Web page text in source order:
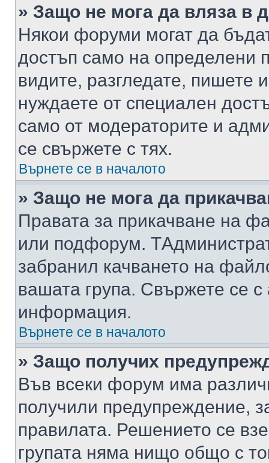
» Защо не мога да вляза в
Някои форуми могат да
достъп само на определени
видите, разгледате, пишете
нуждаете от специален
само от модераторите и
се свържете с тях.
Върнете се в началото
» Защо не мога да
Правата за прикачване на
или подфорум.
забранил качването на
вашата група. Свържете се
информация.
Върнете се в началото
» Защо получих
Във всеки форум има
получили предупреждение,
правилата. Решението се
групата няма нищо общо с